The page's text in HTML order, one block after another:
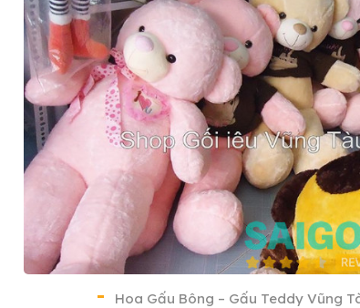
Hoa Gấu Bông – Gấu Teddy Vũng